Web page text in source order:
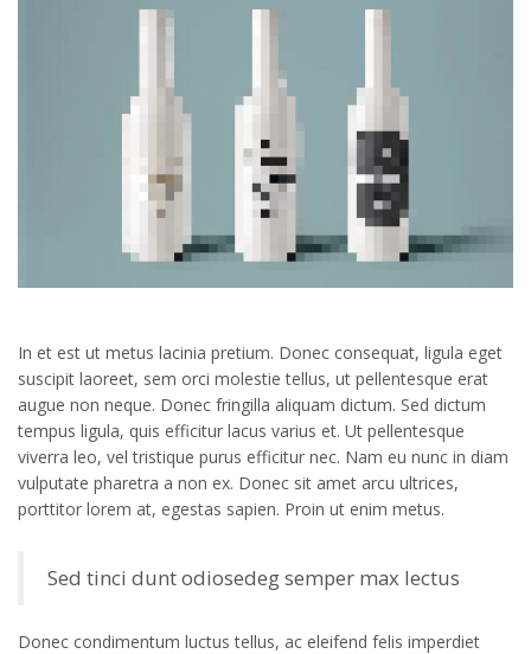
In et est ut metus lacinia pretium. Donec consequat, ligula eget
suscipit laoreet, sem orci molestie tellus, ut pellentesque erat
augue non neque. Donec fringilla aliquam dictum. Sed dictum
tempus ligula, quis efficitur lacus varius et. Ut pellentesque
viverra leo, vel tristique purus efficitur nec. Nam eu nunc in diam
vulputate pharetra a non ex. Donec sit amet arcu ultrices,
porttitor lorem at, egestas sapien. Proin ut enim metus.
Sed tinci dunt odiosedeg semper max lectus
Donec condimentum luctus tellus, ac eleifend felis imperdiet